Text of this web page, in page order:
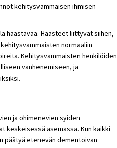
kehitysvammaisen ihmisen
haastavaa. Haasteet liittyvät siihen,
normaaliin
Kehitysvammaisten henkilöiden
vanhenemiseen, ja
ja ohimenevien syiden
keskeisessä asemassa. Kun kaikki
päätyä etenevän dementoivan